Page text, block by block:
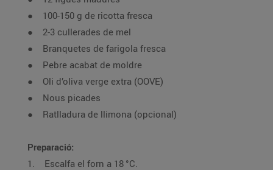
● 100-150 g de ricotta fresca
● 2-3 cullerades de mel
● Branquetes de farigola fresca
● Pebre acabat de moldre
● Oli d’oliva verge extra (OOVE)
● Nous picades
● Ratlladura de llimona (opcional)
Preparació:
1. Escalfa el forn a 18 °C.